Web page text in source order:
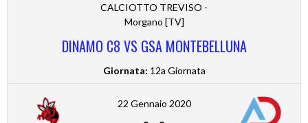
CALCIOTTO TREVISO -
Morgano [TV]
DINAMO C8 VS GSA MONTEBELLUNA
Giornata: 12a Giornata
22 Gennaio 2020